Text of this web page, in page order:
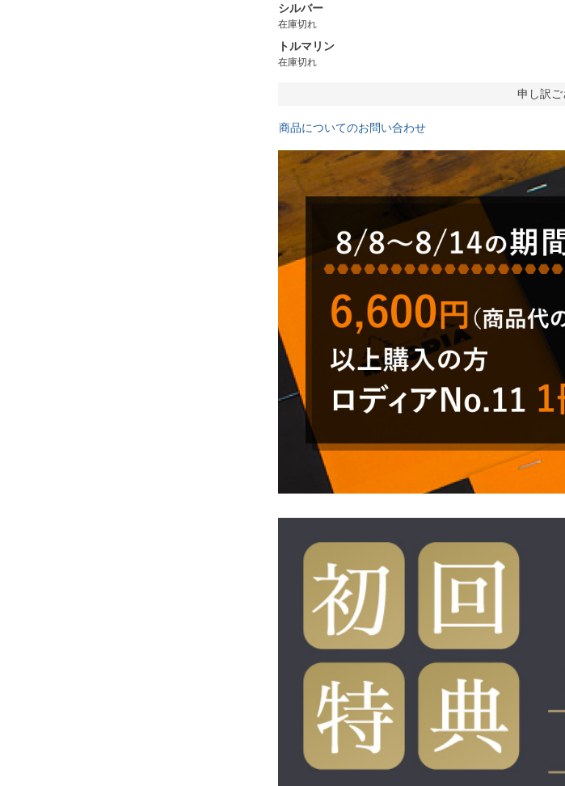
シルバー
在庫切れ
トルマリン
在庫切れ
申し訳ご
商品についてのお問い合わせ